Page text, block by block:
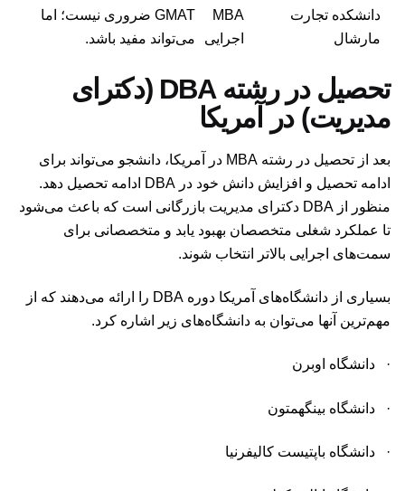
دانشکده تجارت
مارشال
MBA
اجرایی
GMAT ضروری نیست؛ اما
می‌تواند مفید باشد.
تحصیل در رشته DBA (دکترای
مدیریت) در آمریکا
بعد از تحصیل در رشته MBA در آمریکا، دانشجو می‌تواند برای
ادامه تحصیل و افزایش دانش خود در DBA ادامه تحصیل دهد.
منظور از DBA دکترای مدیریت بازرگانی است که باعث می‌شود
تا عملکرد شغلی متخصصان بهبود یابد و متخصصانی برای
سمت‌های اجرایی بالاتر انتخاب شوند.
بسیاری از دانشگاه‌های آمریکا دوره DBA را ارائه می‌دهند که از
مهم‌ترین آنها می‌توان به دانشگاه‌های زیر اشاره کرد.
· دانشگاه اوبرن
· دانشگاه بینگهمتون
· دانشگاه باپتیست کالیفرنیا